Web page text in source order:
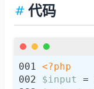
代码
<?php
$input
=